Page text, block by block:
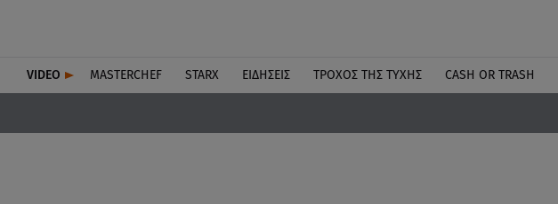
VIDEO MASTERCHEF STARX ΕΙΔΉΣΕΙΣ ΤΡΟΧΌΣ ΤΗΣ ΤΎΧΗΣ CASH OR TRASH